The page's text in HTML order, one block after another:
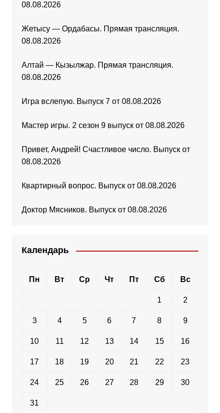
08.08.2026
Жетысу — Ордабасы. Прямая трансляция.
08.08.2026
Алтай — Кызылжар. Прямая трансляция.
08.08.2026
Игра вслепую. Выпуск 7 от 08.08.2026
Мастер игры. 2 сезон 9 выпуск от 08.08.2026
Привет, Андрей! Счастливое число. Выпуск от
08.08.2026
Квартирный вопрос. Выпуск от 08.08.2026
Доктор Мясников. Выпуск от 08.08.2026
Календарь
Пн Вт Ср Чт Пт Сб Вс
1 2
3 4 5 6 7 8 9
10 11 12 13 14 15 16
17 18 19 20 21 22 23
24 25 26 27 28 29 30
31